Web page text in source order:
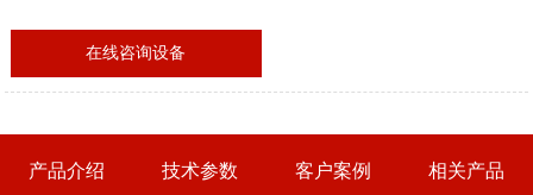
在线咨询设备
产品介绍 技术参数 客户案例 相关产品